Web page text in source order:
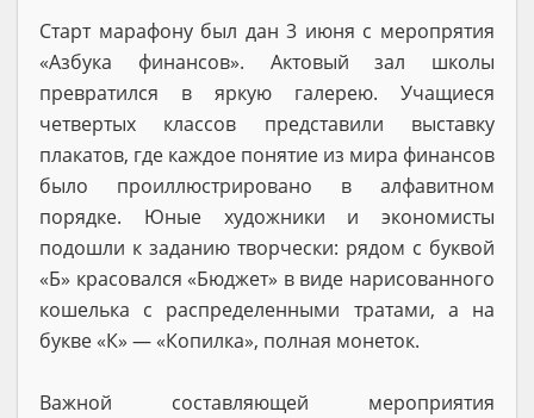
Старт марафону был дан 3 июня с меропрятия
«Азбука финансов». Актовый зал школы
превратился в яркую галерею. Учащиеся
четвертых классов представили выставку
плакатов, где каждое понятие из мира финансов
было проиллюстрировано в алфавитном
порядке. Юные художники и экономисты
подошли к заданию творчески: рядом с буквой
«Б» красовался «Бюджет» в виде нарисованного
кошелька с распределенными тратами, а на
букве «К» — «Копилка», полная монеток.
Важной составляющей мероприятия